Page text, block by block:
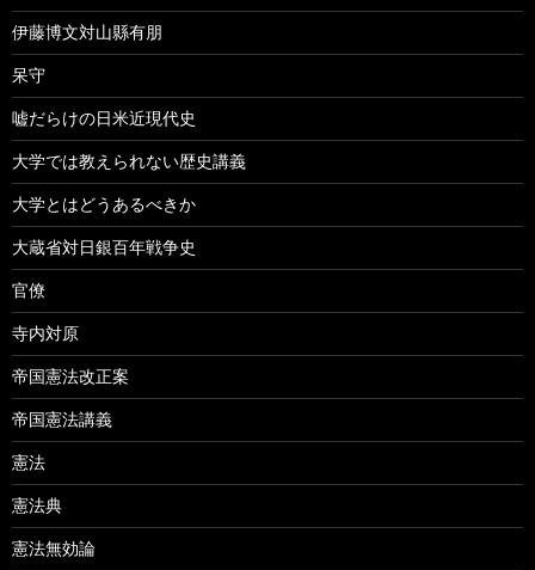
伊藤博文対山縣有朋
呆守
嘘だらけの日米近現代史
大学では教えられない歴史講義
大学とはどうあるべきか
大蔵省対日銀百年戦争史
官僚
寺内対原
帝国憲法改正案
帝国憲法講義
憲法
憲法典
憲法無効論